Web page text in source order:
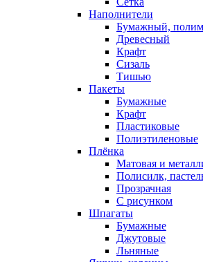
Наполнители
Бумажный,
Древесный
Крафт
Сизаль
Тишью
Пакеты
Бумажные
Крафт
Пластиковые
Полиэтиленовые
Плёнка
Матовая и
Полисилк,
Прозрачная
С рисунком
Шпагаты
Бумажные
Джутовые
Льняные